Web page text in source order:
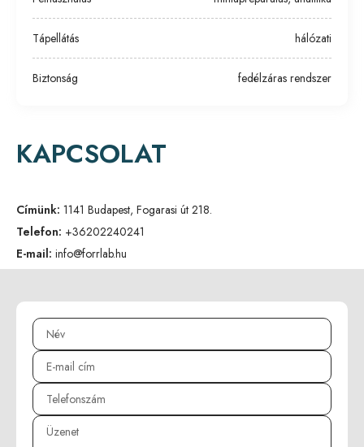
Tápellátás hálózati
Biztonság fedélzáras rendszer
KAPCSOLAT
Címünk: 1141 Budapest, Fogarasi út 218.
Telefon: +36202240241
E-mail: info@forrlab.hu